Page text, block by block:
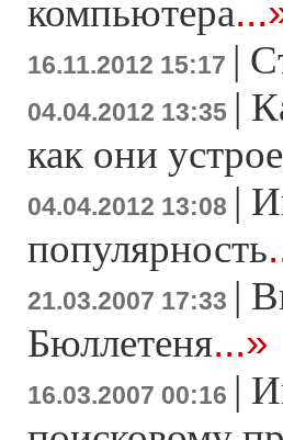
компьютера
16.11.2012 15:17 |
04.04.2012 13:35 |
как они
04.04.2012 13:08 |
популярность
21.03.2007 17:33 |
Бюллетеня...»
16.03.2007 00:16 |